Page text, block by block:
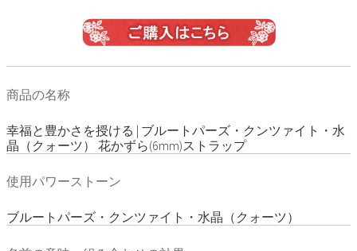
商品の名称
幸福と豊かさを授ける | ブルートパーズ・クンツァイト・水
晶（クォーツ） 花かずら(6mm)ストラップ
使用パワーストーン
ブルートパーズ・クンツァイト・水晶（クォーツ）